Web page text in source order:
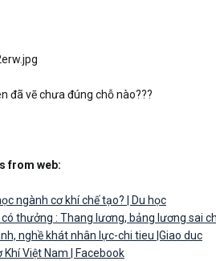
đã vẽ chưa đúng chỗ nào???
from web:
ngành cơ khí chế tạo? | Du học
thưởng : Thang lương, bảng lương sai
nghề khát nhân lực-chi tieu |Giao duc
Khí Việt Nam | Facebook